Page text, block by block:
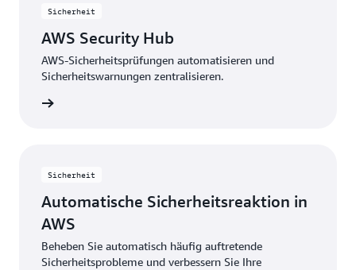
Sicherheit
AWS Security Hub
AWS-Sicherheitsprüfungen automatisieren und
Sicherheitswarnungen zentralisieren.
Sicherheit
Automatische Sicherheitsreaktion in
AWS
Beheben Sie automatisch häufig auftretende
Sicherheitsprobleme und verbessern Sie Ihre